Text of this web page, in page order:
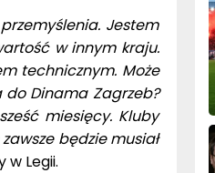
Jestem
w innym kraju.
technicznym. Może
Dinama Zagrzeb?
miesięcy. Kluby
będzie musiał
Legii.